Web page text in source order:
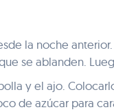
la noche
se ablanden.
y el ajo.
de azúcar para